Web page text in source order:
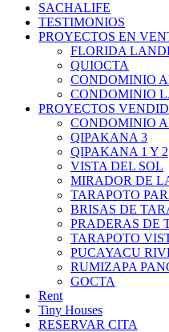
SACHALIFE
TESTIMONIOS
PROYECTOS EN
FLORIDA
QUIOCTA
CONDOMINIO
CONDOMINIO
PROYECTOS
CONDOMINIO
QIPAKANA 3
QIPAKANA 1 Y 2
VISTA DEL SOL
MIRADOR DE
TARAPOTO
BRISAS DE
PRADERAS DE
TARAPOTO
PUCAYACU
RUMIZAPA
GOCTA
Rent
Tiny Houses
RESERVAR CITA